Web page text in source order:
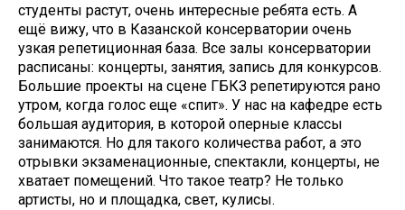
студенты растут, очень интересные ребята есть. А
ещё вижу, что в Казанской консерватории очень
узкая репетиционная база. Все залы консерватории
расписаны: концерты, занятия, запись для конкурсов.
Большие проекты на сцене ГБКЗ репетируются рано
утром, когда голос еще «спит». У нас на кафедре есть
большая аудитория, в которой оперные классы
занимаются. Но для такого количества работ, а это
отрывки экзаменационные, спектакли, концерты, не
хватает помещений. Что такое театр? Не только
артисты, но и площадка, свет, кулисы.